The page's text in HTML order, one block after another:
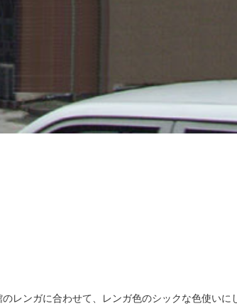
ンガに合わせて、レンガ色のシックな色使いに